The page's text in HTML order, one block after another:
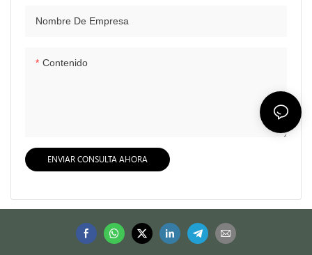
Nombre De Empresa
Contenido
ENVIAR CONSULTA AHORA